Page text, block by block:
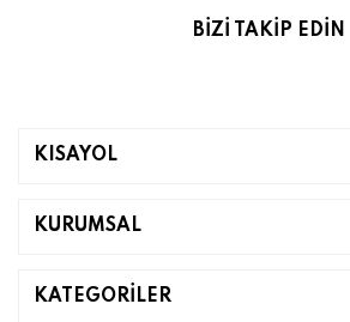
BİZİ TAKİP EDİN
KISAYOL
KURUMSAL
KATEGORİLER